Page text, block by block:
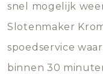
snel mogelijk
Slotenmaker
spoedservice
binnen 30